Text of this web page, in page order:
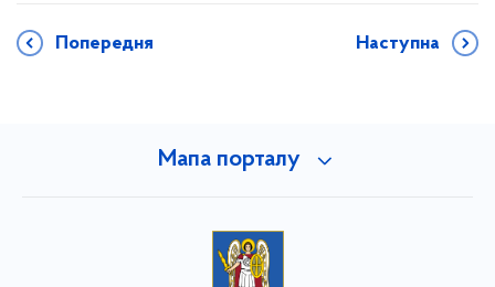
Попередня Наступна
Мапа порталу